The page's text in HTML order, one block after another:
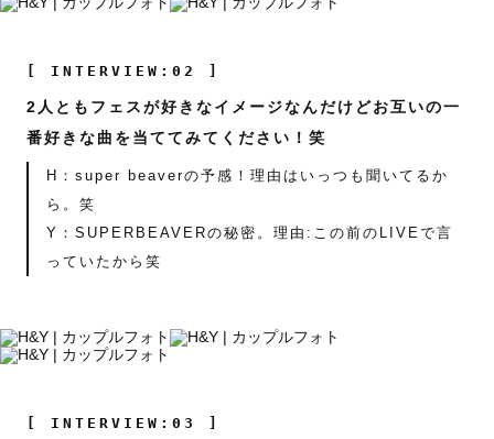
[ INTERVIEW:02 ]
2人ともフェスが好きなイメージなんだけどお互いの一
番好きな曲を当ててみてください！笑
H：super beaverの予感！理由はいっつも聞いてるか
ら。笑
Y：SUPERBEAVERの秘密。理由:この前のLIVEで言
っていたから笑
[ INTERVIEW:03 ]